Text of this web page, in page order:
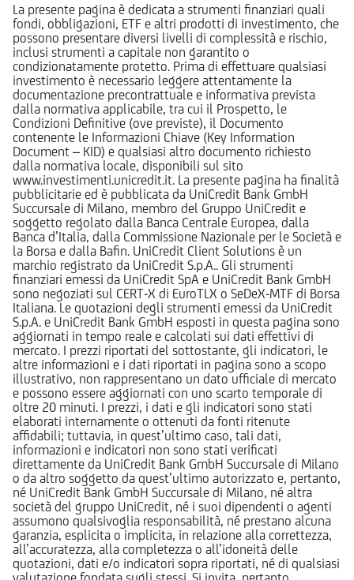
La presente pagina è dedicata a strumenti finanziari quali
fondi, obbligazioni, ETF e altri prodotti di investimento, che
possono presentare diversi livelli di complessità e rischio,
inclusi strumenti a capitale non garantito o
condizionatamente protetto. Prima di effettuare qualsiasi
investimento è necessario leggere attentamente la
documentazione precontrattuale e informativa prevista
dalla normativa applicabile, tra cui il Prospetto, le
Condizioni Definitive (ove previste), il Documento
contenente le Informazioni Chiave (Key Information
Document – KID) e qualsiasi altro documento richiesto
dalla normativa locale, disponibili sul sito
www.investimenti.unicredit.it. La presente pagina ha finalità
pubblicitarie ed è pubblicata da UniCredit Bank GmbH
Succursale di Milano, membro del Gruppo UniCredit e
soggetto regolato dalla Banca Centrale Europea, dalla
Banca d’Italia, dalla Commissione Nazionale per le Società e
la Borsa e dalla Bafin. UniCredit Client Solutions è un
marchio registrato da UniCredit S.p.A.. Gli strumenti
finanziari emessi da UniCredit SpA e UniCredit Bank GmbH
sono negoziati sul CERT-X di EuroTLX o SeDeX-MTF di Borsa
Italiana. Le quotazioni degli strumenti emessi da UniCredit
S.p.A. e UniCredit Bank GmbH esposti in questa pagina sono
aggiornati in tempo reale e calcolati sui dati effettivi di
mercato. I prezzi riportati del sottostante, gli indicatori, le
altre informazioni e i dati riportati in pagina sono a scopo
illustrativo, non rappresentano un dato ufficiale di mercato
e possono essere aggiornati con uno scarto temporale di
oltre 20 minuti. I prezzi, i dati e gli indicatori sono stati
elaborati internamente o ottenuti da fonti ritenute
affidabili; tuttavia, in quest’ultimo caso, tali dati,
informazioni e indicatori non sono stati verificati
direttamente da UniCredit Bank GmbH Succursale di Milano
o da altro soggetto da quest’ultimo autorizzato e, pertanto,
né UniCredit Bank GmbH Succursale di Milano, né altra
società del gruppo UniCredit, né i suoi dipendenti o agenti
assumono qualsivoglia responsabilità, né prestano alcuna
garanzia, esplicita o implicita, in relazione alla correttezza,
all’accuratezza, alla completezza o all’idoneità delle
quotazioni, dati e/o indicatori sopra riportati, né di qualsiasi